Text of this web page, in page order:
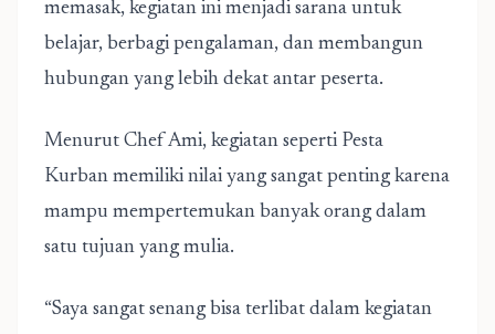
memasak, kegiatan ini menjadi sarana untuk
belajar, berbagi pengalaman, dan membangun
hubungan yang lebih dekat antar peserta.
Menurut Chef Ami, kegiatan seperti Pesta
Kurban memiliki nilai yang sangat penting karena
mampu mempertemukan banyak orang dalam
satu tujuan yang mulia.
“Saya sangat senang bisa terlibat dalam kegiatan